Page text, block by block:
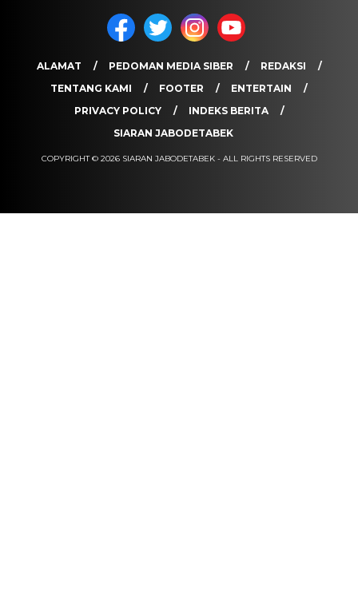
ALAMAT PEDOMAN MEDIA SIBER
REDAKSI
TENTANG KAMI
FOOTER
ENTERTAIN
PRIVACY POLICY
INDEKS BERITA
SIARAN JABODETABEK
COPYRIGHT © 2026 SIARAN JABODETABEK - ALL RIGHTS RESERVED